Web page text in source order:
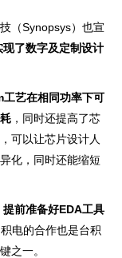
（Synopsys）也宣
了数字及定制设计
工艺在相同功率下可
，同时还提高了芯
可以让芯片设计人
化，同时还能缩短
提前准备好EDA工具
电的合作也是台积
之一。